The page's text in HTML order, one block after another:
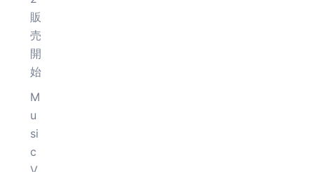
販
売
開
始
M
u
si
c